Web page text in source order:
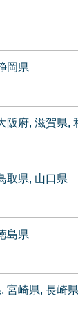
岡県
阪府 滋賀県
取県 山口県
島県
宮崎県 長崎県